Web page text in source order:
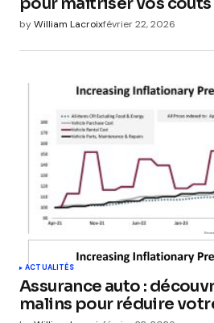
byWilliam Lacroixfévrier 22, 2026
ACTUALITÉS
Assurance auto :
malins pour réduire